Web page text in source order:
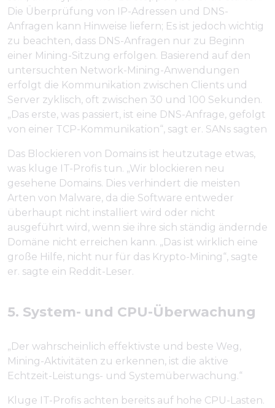
Die Überprüfung von IP-Adressen und DNS-
Anfragen kann Hinweise liefern; Es ist jedoch wichtig
zu beachten, dass DNS-Anfragen nur zu Beginn
einer Mining-Sitzung erfolgen. Basierend auf den
untersuchten Network-Mining-Anwendungen
erfolgt die Kommunikation zwischen Clients und
Server zyklisch, oft zwischen 30 und 100 Sekunden.
„Das erste, was passiert, ist eine DNS-Anfrage, gefolgt
von einer TCP-Kommunikation“, sagt er. SANs sagten
Das Blockieren von Domains ist heutzutage etwas,
was kluge IT-Profis tun. „Wir blockieren neu
gesehene Domains. Dies verhindert die meisten
Arten von Malware, da die Software entweder
überhaupt nicht installiert wird oder nicht
ausgeführt wird, wenn sie ihre sich ständig ändernde
Domäne nicht erreichen kann. „Das ist wirklich eine
große Hilfe, nicht nur für das Krypto-Mining“, sagte
er. sagte ein Reddit-Leser.
5. System- und CPU-Überwachung
„Der wahrscheinlich effektivste und beste Weg,
Mining-Aktivitäten zu erkennen, ist die aktive
Echtzeit-Leistungs- und Systemüberwachung.“
Kluge IT-Profis achten bereits auf hohe CPU-Lasten.